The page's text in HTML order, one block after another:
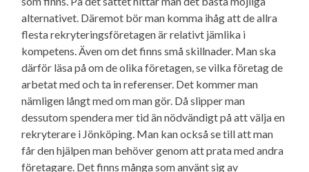
alternativet. Däremot bör man komma ihåg att de allra
flesta rekryteringsföretagen är relativt jämlika i
kompetens. Även om det finns små skillnader. Man ska
därför läsa på om de olika företagen, se vilka företag de
arbetat med och ta in referenser. Det kommer man
nämligen långt med om man gör. Då slipper man
dessutom spendera mer tid än nödvändigt på att välja en
rekryterare i Jönköping. Man kan också se till att man
får den hjälpen man behöver genom att prata med andra
företagare. Det finns många som använt sig av